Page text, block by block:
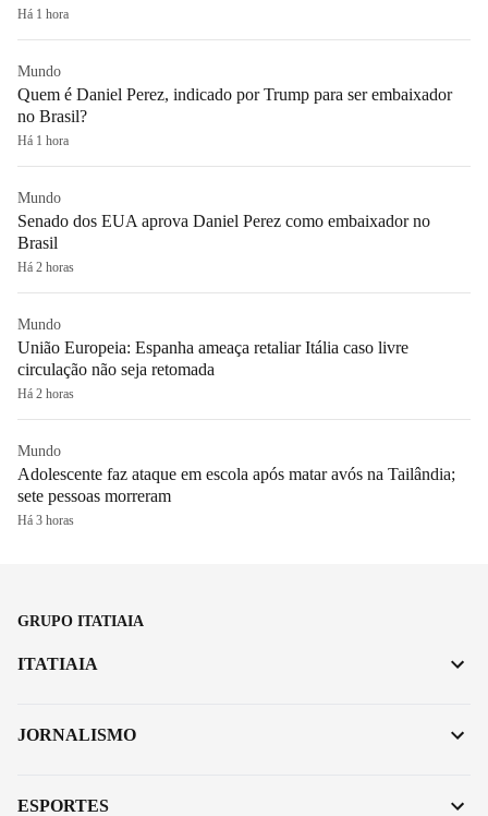
Há 1 hora
Mundo
Quem é Daniel Perez, indicado por Trump para ser embaixador
no Brasil?
Há 1 hora
Mundo
Senado dos EUA aprova Daniel Perez como embaixador no
Brasil
Há 2 horas
Mundo
União Europeia: Espanha ameaça retaliar Itália caso livre
circulação não seja retomada
Há 2 horas
Mundo
Adolescente faz ataque em escola após matar avós na Tailândia;
sete pessoas morreram
Há 3 horas
GRUPO ITATIAIA
ITATIAIA
JORNALISMO
ESPORTES